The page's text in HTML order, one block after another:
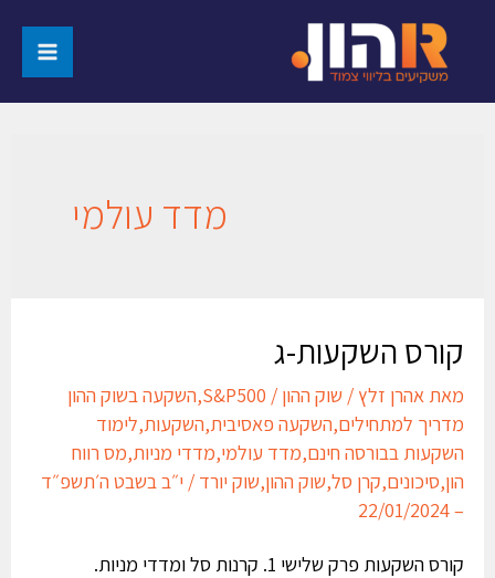
מדד עולמי
קורס השקעות-ג
מאתאהרן זלץ/שוק ההון/
S&P500
,השקעה בשוק ההון
מדריך למתחילים,השקעה פאסיבית,השקעות,לימוד
השקעות בבורסה חינם,מדד עולמי,מדדי מניות,מס רווח
הון,סיכונים,קרן סל,שוק ההון,שוק יורד/י״ב בשבט ה׳תשפ״ד
– 22/01/2024
קורס השקעות פרק שלישי 1. קרנות סל ומדדי מניות.